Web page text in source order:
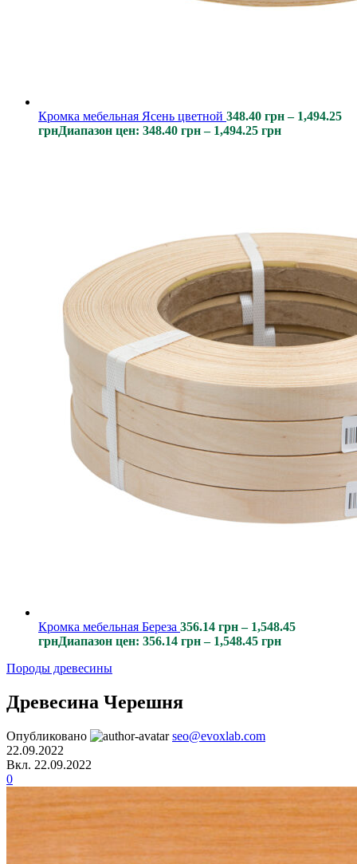
Кромка мебельная Ясень цветной 348.40 грн – 1,494.25
грнДиапазон цен: 348.40 грн – 1,494.25 грн
Кромка мебельная Береза 356.14 грн – 1,548.45
грнДиапазон цен: 356.14 грн – 1,548.45 грн
Породы древесины
Древесина Черешня
Опубликовано
seo@evoxlab.com
22.09.2022
Вкл. 22.09.2022
0